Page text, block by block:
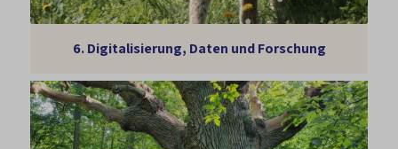
6.Digitalisierung, Daten und Forschung